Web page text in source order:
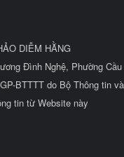
DIỄM HẰNG
Đình Nghệ, Phường
BTTTT do Bộ Thông tin
tin từ Website này